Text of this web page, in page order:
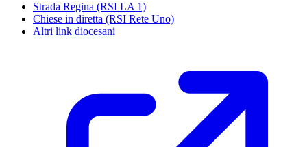
Strada Regina (RSI LA 1)
Chiese in diretta (RSI Rete Uno)
Altri link diocesani